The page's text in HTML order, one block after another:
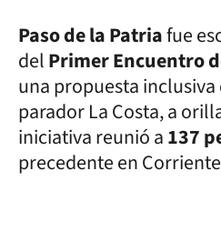
Paso de la Patriafue
delPrimer Encuentro
una propuesta
parador La Costa, a
iniciativa reunió a137
precedente en